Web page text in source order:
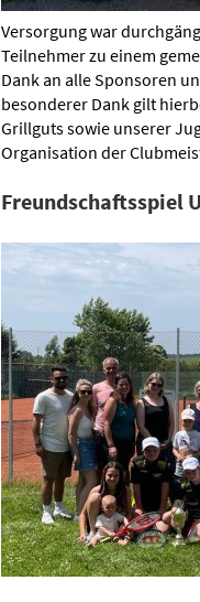
Versorgung war
Teilnehmer zu einem
Dank an alle Sponsoren
besonderer Dank gilt
Grillguts sowie unserer
Organisation der
Freundschaftsspiel